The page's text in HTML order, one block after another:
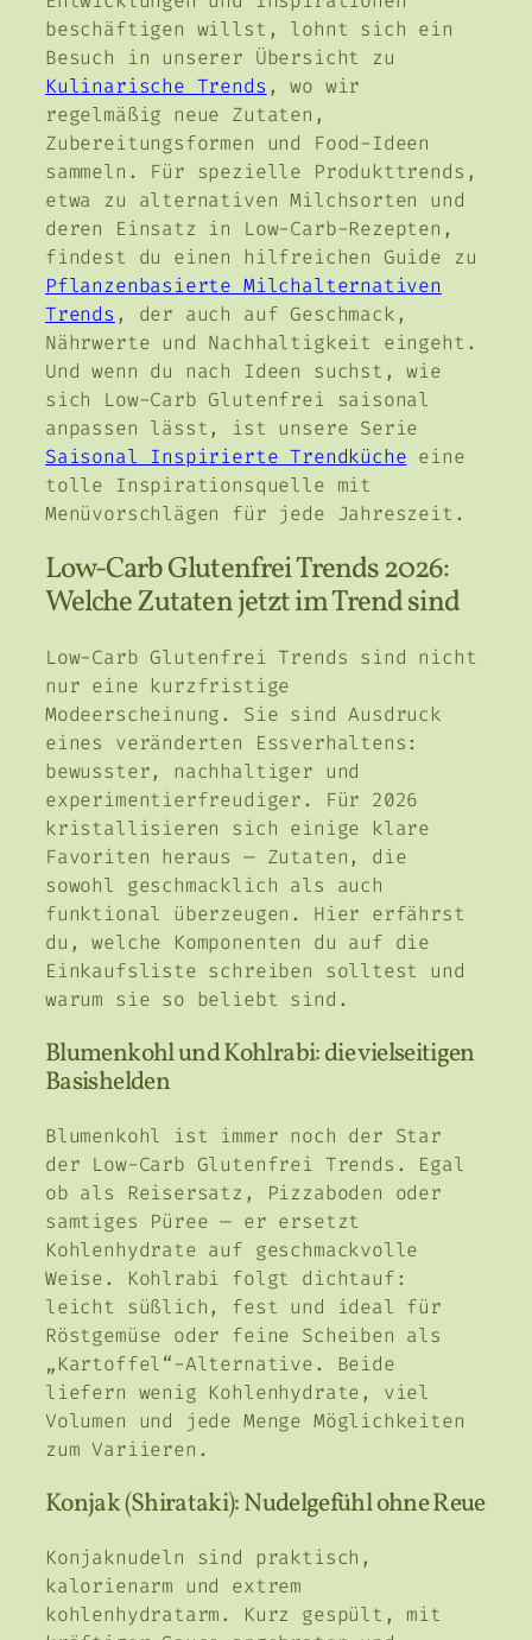
beschäftigen willst, lohnt sich ein
Besuch in unserer Übersicht zu
Kulinarische Trends , wo wir
regelmäßig neue Zutaten,
Zubereitungsformen und Food-Ideen
sammeln. Für spezielle Produkttrends,
etwa zu alternativen Milchsorten und
deren Einsatz in Low-Carb-Rezepten,
findest du einen hilfreichen Guide zu
Pflanzenbasierte Milchalternativen
Trends , der auch auf Geschmack,
Nährwerte und Nachhaltigkeit eingeht.
Und wenn du nach Ideen suchst, wie
sich Low-Carb Glutenfrei saisonal
anpassen lässt, ist unsere Serie
Saisonal Inspirierte Trendküche eine
tolle Inspirationsquelle mit
Menüvorschlägen für jede Jahreszeit.
Low-Carb Glutenfrei Trends 2026:
Welche Zutaten jetzt im Trend sind
Low-Carb Glutenfrei Trends sind nicht
nur eine kurzfristige
Modeerscheinung. Sie sind Ausdruck
eines veränderten Essverhaltens:
bewusster, nachhaltiger und
experimentierfreudiger. Für 2026
kristallisieren sich einige klare
Favoriten heraus — Zutaten, die
sowohl geschmacklich als auch
funktional überzeugen. Hier erfährst
du, welche Komponenten du auf die
Einkaufsliste schreiben solltest und
warum sie so beliebt sind.
Blumenkohl und Kohlrabi: die vielseitigen
Basishelden
Blumenkohl ist immer noch der Star
der Low-Carb Glutenfrei Trends. Egal
ob als Reisersatz, Pizzaboden oder
samtiges Püree — er ersetzt
Kohlenhydrate auf geschmackvolle
Weise. Kohlrabi folgt dichtauf:
leicht süßlich, fest und ideal für
Röstgemüse oder feine Scheiben als
„Kartoffel“-Alternative. Beide
liefern wenig Kohlenhydrate, viel
Volumen und jede Menge Möglichkeiten
zum Variieren.
Konjak (Shirataki): Nudelgefühl ohne Reue
Konjaknudeln sind praktisch,
kalorienarm und extrem
kohlenhydratarm. Kurz gespült, mit